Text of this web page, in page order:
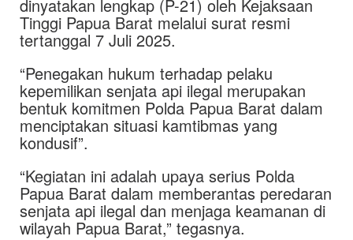
dinyatakan lengkap (P-21) oleh Kejaksaan
Tinggi Papua Barat melalui surat resmi
tertanggal 7 Juli 2025.
“Penegakan hukum terhadap pelaku
kepemilikan senjata api ilegal merupakan
bentuk komitmen Polda Papua Barat dalam
menciptakan situasi kamtibmas yang
kondusif”.
“Kegiatan ini adalah upaya serius Polda
Papua Barat dalam memberantas peredaran
senjata api ilegal dan menjaga keamanan di
wilayah Papua Barat,” tegasnya.